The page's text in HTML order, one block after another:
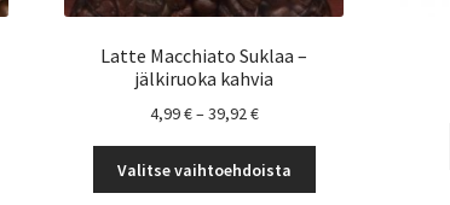
Latte Macchiato Suklaa –
jälkiruoka kahvia
4,99€–39,92€Hintaluokka:
-
39,92 €
Valitse vaihtoehdoista